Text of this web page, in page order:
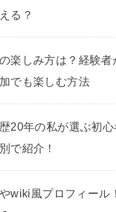
る？
楽しみ方は？経験者
でも楽しむ方法
20年の私が選ぶ初
で紹介！
wiki風プロフィール